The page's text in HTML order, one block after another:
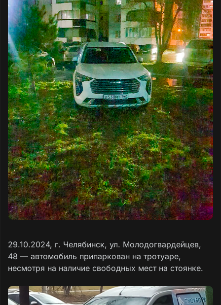
29.10.2024, г. Челябинск, ул. Молодогвардейцев,
48 — автомобиль припаркован на тротуаре,
несмотря на наличие свободных мест на стоянке.